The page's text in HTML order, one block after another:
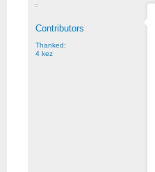
Contributors
Thanked:
4 kez